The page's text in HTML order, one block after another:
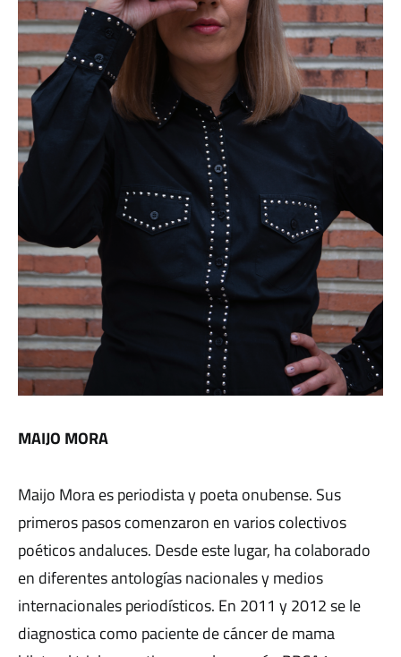
MAIJO MORA
Maijo Mora es periodista y poeta onubense. Sus
primeros pasos comenzaron en varios colectivos
poéticos andaluces. Desde este lugar, ha colaborado
en diferentes antologías nacionales y medios
internacionales periodísticos. En 2011 y 2012 se le
diagnostica como paciente de cáncer de mama